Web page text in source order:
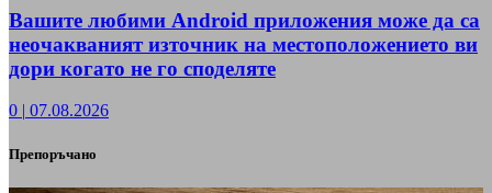
Вашите любими Android приложения може да са
неочакваният източник на местоположението ви
дори когато не го споделяте
0 | 07.08.2026
Препоръчано